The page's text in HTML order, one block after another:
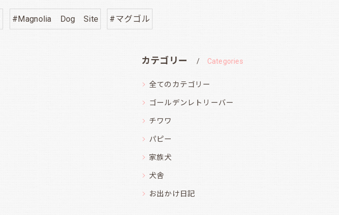
#Magnolia Dog Site #マグゴル
カテゴリー Categories
全てのカテゴリー
ゴールデンレトリーバー
チワワ
パピー
家族犬
犬舎
お出かけ日記